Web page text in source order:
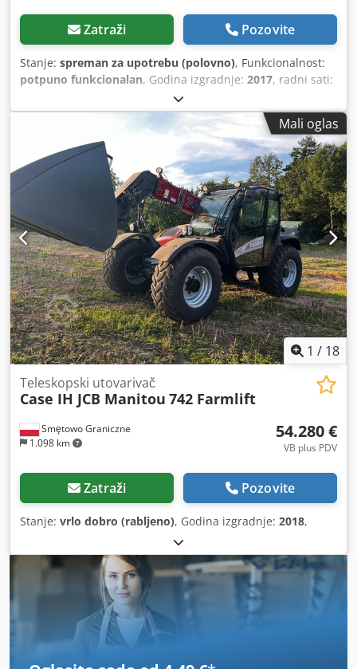
Zatraži Pozovite
Stanje: spreman za upotrebu (polovno), Funkcionalnost:
potpuno funkcionalan, Godina izgradnje: 2017, radni sati:
366 kW (497,62 KS)
maksimalna brzina:30 km/h, prva registracija:07/2017,
sljedeći pregled (TÜV):07/2026
, dimenzija stražnje gume:
500/85 R24, broj mašine/vozila:YHG233775, Oprema:
kabina, klima-uređaj, kvačilo prikolice, rasvjeta, repa
rezač
Mali oglas
1 / 18
Smętowo Graniczne
1.098 km
Teleskopski utovarivač
Case IH JCB Manitou 742 Farmlift
54.280 €
VB plus PDV
Zatraži Pozovite
Stanje: vrlo dobro (rabljeno), Godina izgradnje: 2018,